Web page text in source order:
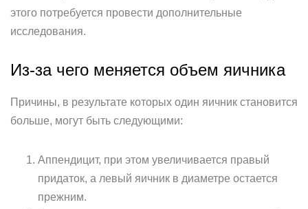
этого потребуется провести дополнительные
исследования.
Из-за чего меняется объем яичника
Причины, в результате которых один яичник становится
больше, могут быть следующими:
Аппендицит, при этом увеличивается правый
придаток, а левый яичник в диаметре остается
прежним.